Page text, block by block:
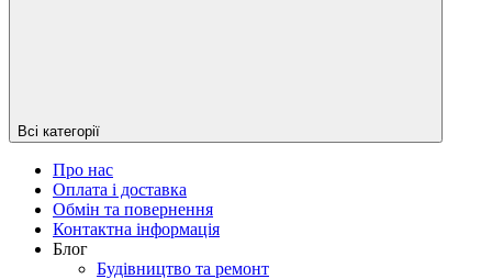
Всі категорії
Про нас
Оплата і доставка
Обмін та повернення
Контактна інформація
Блог
Будівництво та ремонт